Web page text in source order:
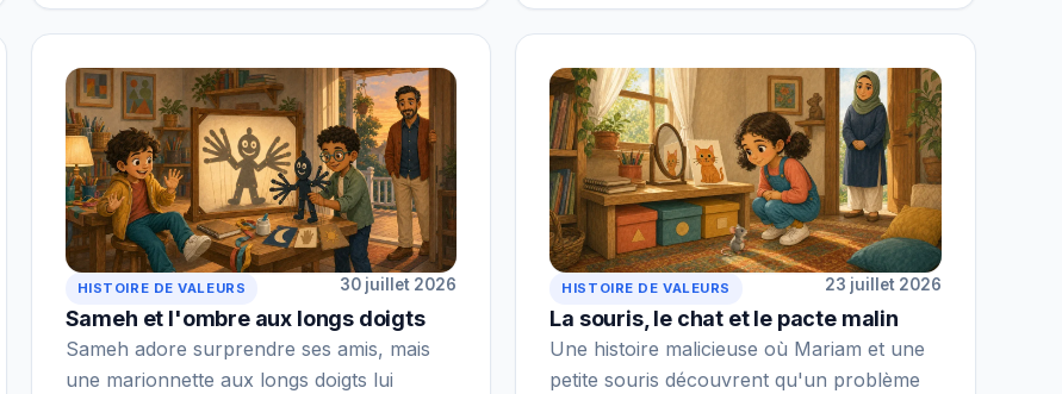
HISTOIRE DE VALEURS 30 juillet 2026
Sameh et l'ombre aux longs doigts
Sameh adore surprendre ses amis, mais
une marionnette aux longs doigts lui
HISTOIRE DE VALEURS 23 juillet 2026
La souris, le chat et le pacte malin
Une histoire malicieuse où Mariam et une
petite souris découvrent qu'un problème